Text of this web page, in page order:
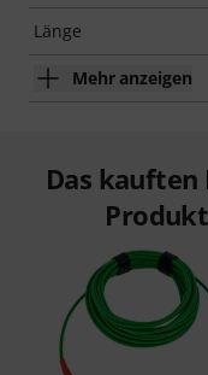
Länge
Mehr anzeigen
Das kauften